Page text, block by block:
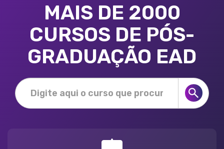
MAIS DE 2000
CURSOS DE PÓS-
GRADUAÇÃO EAD